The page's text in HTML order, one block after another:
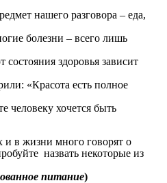
нашего разговора – еда,
болезни – всего лишь
здоровья зависит
«Красота есть полное
человеку хочется быть
и в жизни много говорят о
назвать некоторые из
питание)